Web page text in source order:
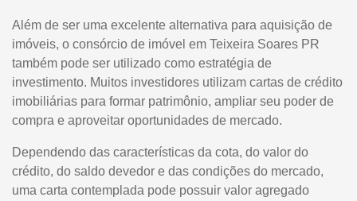
Além de ser uma excelente alternativa para aquisição de
imóveis, o consórcio de imóvel em Teixeira Soares PR
também pode ser utilizado como estratégia de
investimento. Muitos investidores utilizam cartas de crédito
imobiliárias para formar patrimônio, ampliar seu poder de
compra e aproveitar oportunidades de mercado.
Dependendo das características da cota, do valor do
crédito, do saldo devedor e das condições do mercado,
uma carta contemplada pode possuir valor agregado